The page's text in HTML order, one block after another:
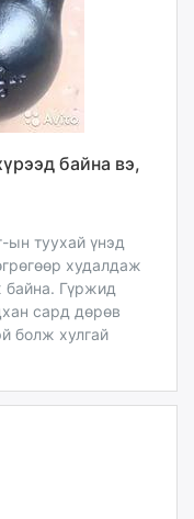
байна вэ,
ын туухай үнэд
худалдаж
байна. Гүржид
сард дөрөв
болж хулгай